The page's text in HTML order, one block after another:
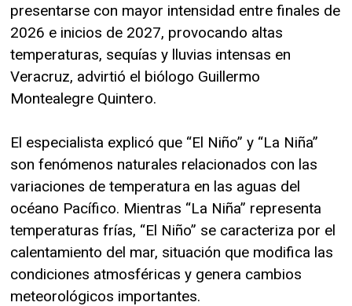
presentarse con mayor intensidad entre finales de
2026 e inicios de 2027, provocando altas
temperaturas, sequías y lluvias intensas en
Veracruz, advirtió el biólogo Guillermo
Montealegre Quintero.
El especialista explicó que “El Niño” y “La Niña”
son fenómenos naturales relacionados con las
variaciones de temperatura en las aguas del
océano Pacífico. Mientras “La Niña” representa
temperaturas frías, “El Niño” se caracteriza por el
calentamiento del mar, situación que modifica las
condiciones atmosféricas y genera cambios
meteorológicos importantes.